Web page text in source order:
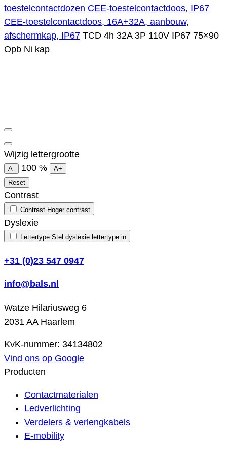
toestelcontactdozen CEE-toestelcontactdoos, IP67
CEE-toestelcontactdoos, 16A+32A, aanbouw,
afschermkap, IP67 TCD 4h 32A 3P 110V IP67 75×90
Opb Ni kap
Wijzig lettergrootte
A- 100 %
A+
Reset
Contrast
Contrast Hoger contrast
Dyslexie
Lettertype Stel dyslexie lettertype in
+31 (0)23 547 0947
info@bals.nl
Watze Hilariusweg 6
2031 AA Haarlem
KvK-nummer: 34134802
Vind ons op Google
Producten
Contactmaterialen
Ledverlichting
Verdelers & verlengkabels
E-mobility